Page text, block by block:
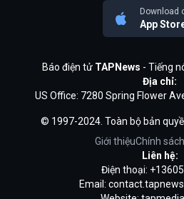
Download
App
Báo điện tử TAPNews - Tiếng
Địa chỉ:
US Office: 7280 Spring Flower
© 1997-2024. Toàn bộ bản
Giới thiệuChính
Liên hệ:
Điện thoại:
Email: